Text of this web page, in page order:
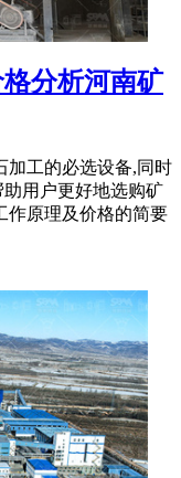
分析河南矿
加工的必选设备,同时
用户更好地选购矿
作原理及价格的简要